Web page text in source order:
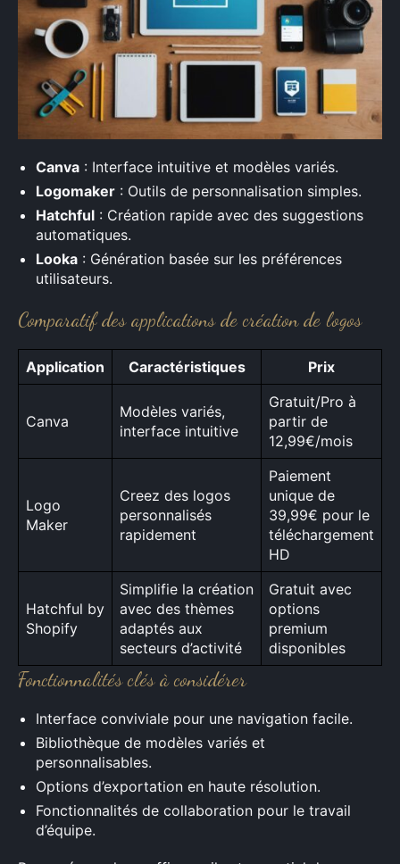
Canva : Interface intuitive et modèles variés.
Logomaker : Outils de personnalisation simples.
Hatchful : Création rapide avec des suggestions
automatiques.
Looka : Génération basée sur les préférences
utilisateurs.
Comparatif des applications de création de logos
Application Caractéristiques Prix
Canva
Modèles variés,
interface intuitive
Gratuit/Pro à
partir de
12,99€/mois
Logo
Maker
Creez des logos
personnalisés
rapidement
Paiement
unique de
39,99€ pour le
téléchargement
HD
Hatchful by
Shopify
Simplifie la création
avec des thèmes
adaptés aux
secteurs d’activité
Gratuit avec
options
premium
disponibles
Fonctionnalités clés à considérer
Interface conviviale pour une navigation facile.
Bibliothèque de modèles variés et
personnalisables.
Options d’exportation en haute résolution.
Fonctionnalités de collaboration pour le travail
d’équipe.